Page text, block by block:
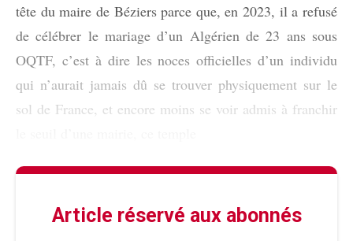
tête du maire de Béziers parce que, en 2023, il a refusé
de célébrer le mariage d’un Algérien de 23 ans sous
OQTF, c’est à dire les noces officielles d’un individu
qui n’aurait jamais dû se trouver physiquement sur le
sol de France, et encore moins se voir admis à franchir
Article réservé aux abonnés